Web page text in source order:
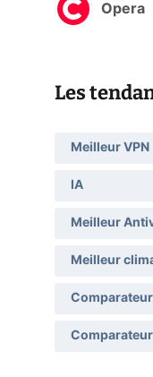
Opera
Les
Meilleur VPN
IA
Meilleur
Meilleur